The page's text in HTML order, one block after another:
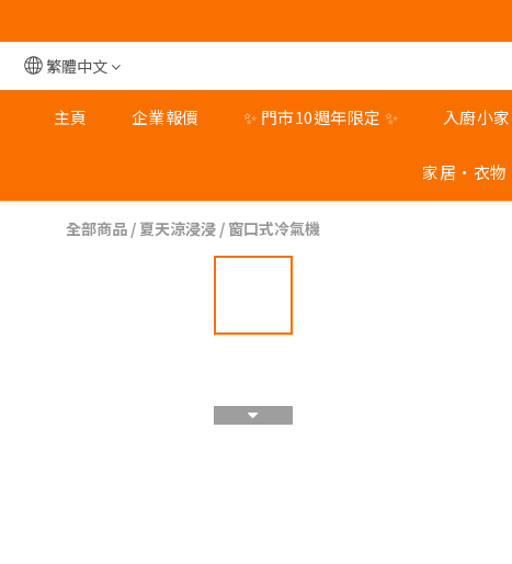
旺角
旺角
繁體中文
主頁 企業報價 ✨ 門市10週年限定 ✨ 入廚小
家居‧衣物
全部商品 / 夏天涼浸浸 / 窗口式冷氣機